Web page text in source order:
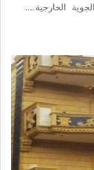
الخارجية.…